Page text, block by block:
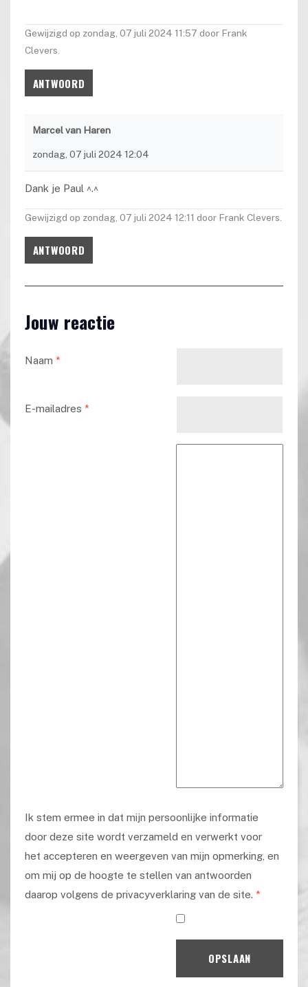
Gewijzigd op zondag, 07 juli 2024 11:57 door Frank
Clevers.
ANTWOORD
Marcel van Haren
zondag, 07 juli 2024 12:04
Dank je Paul ^.^
Gewijzigd op zondag, 07 juli 2024 12:11 door Frank Clevers.
ANTWOORD
Jouw reactie
Naam *
E-mailadres *
Ik stem ermee in dat mijn persoonlijke informatie
door deze site wordt verzameld en verwerkt voor
het accepteren en weergeven van mijn opmerking, en
om mij op de hoogte te stellen van antwoorden
daarop volgens de privacyverklaring van de site. *
OPSLAAN